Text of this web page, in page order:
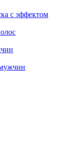
с эффектом